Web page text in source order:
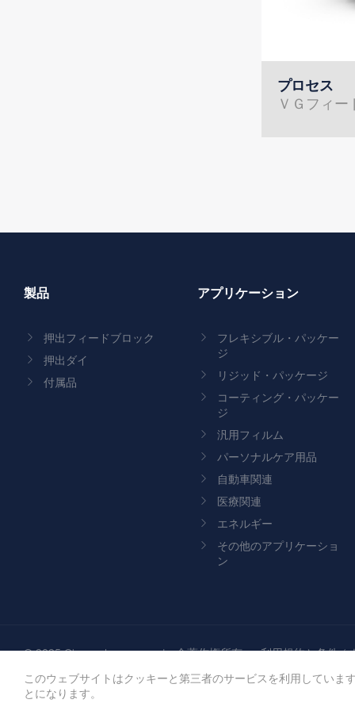
プロセス
ＶＧフィー
製品
押出フィードブロック
押出ダイ
付属品
アプリケーション
フレキシブル・パッケー
ジ
リジッド・パッケージ
コーティング・パッケー
ジ
汎用フィルム
パーソナルケア用品
自動車関連
医療関連
エネルギー
その他のアプリケーショ
ン
© 2025 Cloeren Incorporated。全著作権所有。-利用規約と条件/
このウェブサイトはクッキーと第三者のサービスを利用していま
とになります。